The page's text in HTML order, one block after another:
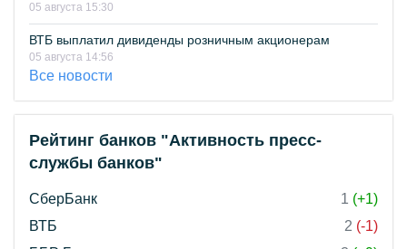
05 августа 15:30
ВТБ выплатил дивиденды розничным акционерам
05 августа 14:56
Все новости
Рейтинг банков "Активность пресс-
службы банков"
СберБанк 1 (+1)
ВТБ
2 (-1)